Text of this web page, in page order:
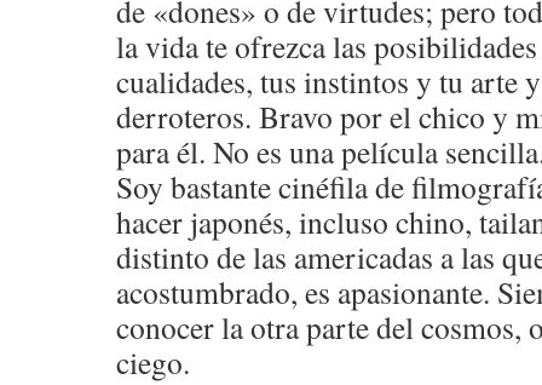
de «dones» o de virtudes; pero
la vida te ofrezca las
cualidades, tus instintos y tu arte
derroteros. Bravo por el chico y
para él. No es una película
Soy bastante cinéfila de
hacer japonés, incluso chino,
distinto de las americadas a las
acostumbrado, es apasionante.
conocer la otra parte del cosmos,
ciego.